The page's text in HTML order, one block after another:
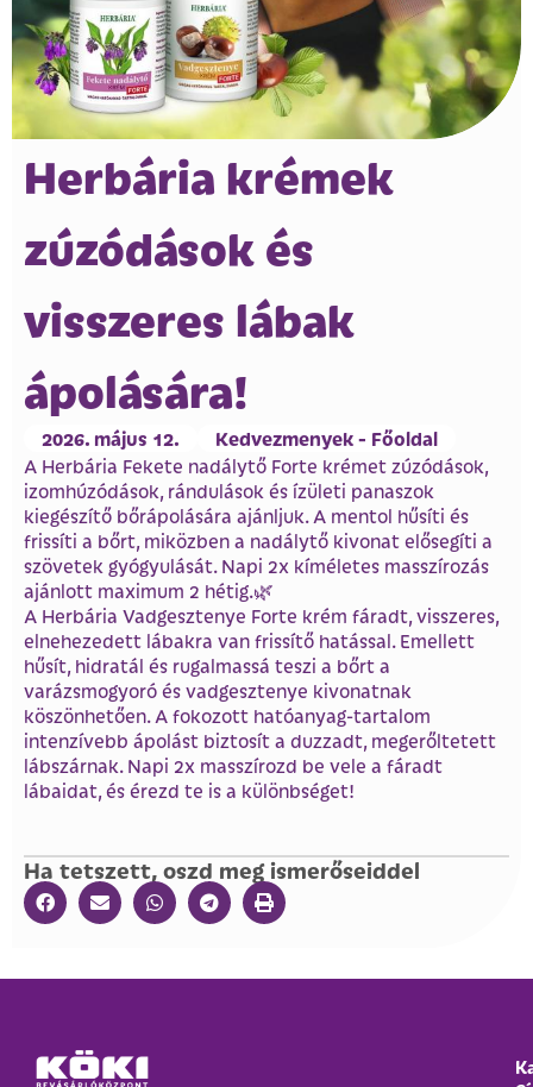
Herbária krémek
zúzódások és
visszeres lábak
ápolására!
2026. május 12. Kedvezmenyek - Főoldal
A Herbária Fekete nadálytő Forte krémet zúzódások,
izomhúzódások, rándulások és ízületi panaszok
kiegészítő bőrápolására ajánljuk. A mentol hűsíti és
frissíti a bőrt, miközben a nadálytő kivonat elősegíti a
szövetek gyógyulását. Napi 2x kíméletes masszírozás
ajánlott maximum 2 hétig.🌿
A Herbária Vadgesztenye Forte krém fáradt, visszeres,
elnehezedett lábakra van frissítő hatással. Emellett
hűsít, hidratál és rugalmassá teszi a bőrt a
varázsmogyoró és vadgesztenye kivonatnak
köszönhetően. A fokozott hatóanyag-tartalom
intenzívebb ápolást biztosít a duzzadt, megerőltetett
lábszárnak. Napi 2x masszírozd be vele a fáradt
lábaidat, és érezd te is a különbséget!
Ha tetszett, oszd meg ismerőseiddel